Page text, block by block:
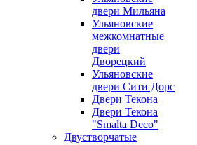
двери Мильяна
Ульяновские
межкомнатные
двери
Дворецкий
Ульяновские
двери Сити Дорс
Двери Текона
Двери Текона
"Smalta Deco"
Двустворчатые